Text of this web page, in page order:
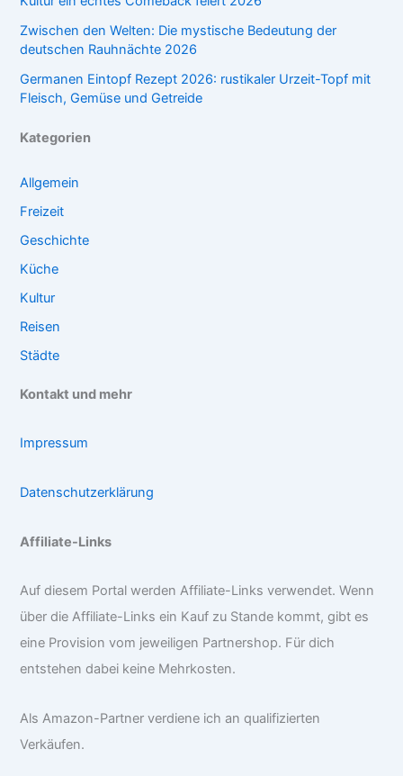
Zwischen den Welten: Die mystische Bedeutung der
deutschen Rauhnächte 2026
Germanen Eintopf Rezept 2026: rustikaler Urzeit-Topf mit
Fleisch, Gemüse und Getreide
Kategorien
Allgemein
Freizeit
Geschichte
Küche
Kultur
Reisen
Städte
Kontakt und mehr
Impressum
Datenschutzerklärung
Affiliate-Links
Auf diesem Portal werden Affiliate-Links verwendet. Wenn
über die Affiliate-Links ein Kauf zu Stande kommt, gibt es
eine Provision vom jeweiligen Partnershop. Für dich
entstehen dabei keine Mehrkosten.
Als Amazon-Partner verdiene ich an qualifizierten
Verkäufen.